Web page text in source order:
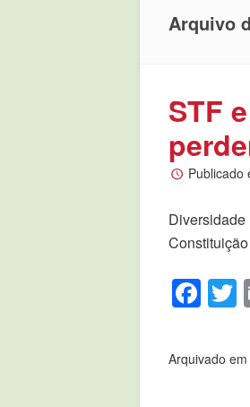
Arquivo
STF
Constituição
Arquivado em